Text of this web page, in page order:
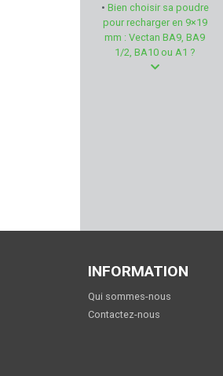
HOGUE
TRIJICON
• Bien choisir sa poudre
pour recharger en 9×19
mm : Vectan BA9, BA9
1/2, BA10 ou A1 ?
INFORMATION
Qui sommes-nous
Contactez-nous